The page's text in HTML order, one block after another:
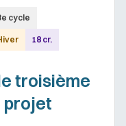
cycle
18 cr.
troisième
projet